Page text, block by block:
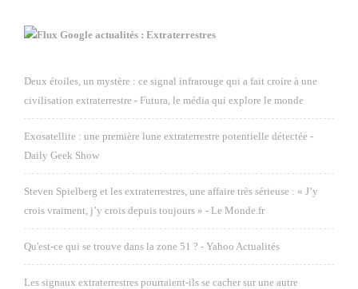
Google actualités : Extraterrestres
Deux étoiles, un mystère : ce signal infrarouge qui a fait croire à une
civilisation extraterrestre - Futura, le média qui explore le monde
Exosatellite : une première lune extraterrestre potentielle détectée -
Daily Geek Show
Steven Spielberg et les extraterrestres, une affaire très sérieuse : « J’y
crois vraiment, j’y crois depuis toujours » - Le Monde.fr
Qu'est-ce qui se trouve dans la zone 51 ? - Yahoo Actualités
Les signaux extraterrestres pourraient-ils se cacher sur une autre